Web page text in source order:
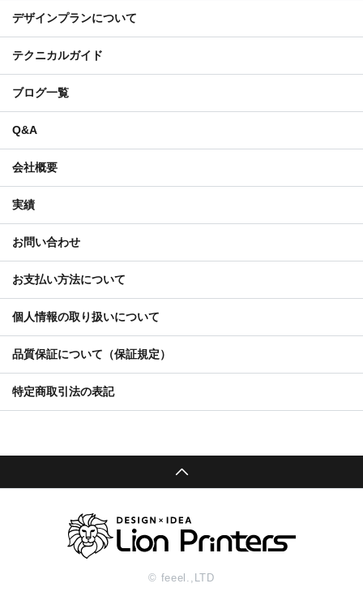
デザインプランについて
テクニカルガイド
ブログ一覧
Q&A
会社概要
実績
お問い合わせ
お支払い方法について
個人情報の取り扱いについて
品質保証について（保証規定）
特定商取引法の表記
© feeel.,LTD